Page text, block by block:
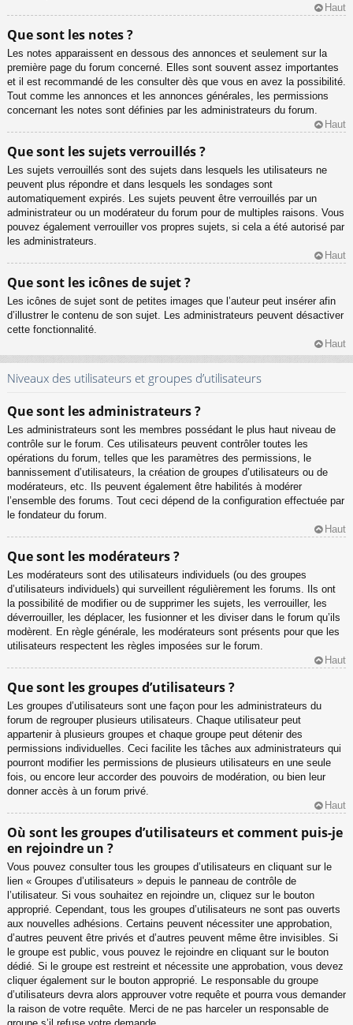
Haut
Que sont les notes ?
Les notes apparaissent en dessous des annonces et seulement sur la
première page du forum concerné. Elles sont souvent assez importantes
et il est recommandé de les consulter dès que vous en avez la possibilité.
Tout comme les annonces et les annonces générales, les permissions
concernant les notes sont définies par les administrateurs du forum.
Haut
Que sont les sujets verrouillés ?
Les sujets verrouillés sont des sujets dans lesquels les utilisateurs ne
peuvent plus répondre et dans lesquels les sondages sont
automatiquement expirés. Les sujets peuvent être verrouillés par un
administrateur ou un modérateur du forum pour de multiples raisons. Vous
pouvez également verrouiller vos propres sujets, si cela a été autorisé par
les administrateurs.
Haut
Que sont les icônes de sujet ?
Les icônes de sujet sont de petites images que l’auteur peut insérer afin
d’illustrer le contenu de son sujet. Les administrateurs peuvent désactiver
cette fonctionnalité.
Haut
Niveaux des utilisateurs et groupes d’utilisateurs
Que sont les administrateurs ?
Les administrateurs sont les membres possédant le plus haut niveau de
contrôle sur le forum. Ces utilisateurs peuvent contrôler toutes les
opérations du forum, telles que les paramètres des permissions, le
bannissement d’utilisateurs, la création de groupes d’utilisateurs ou de
modérateurs, etc. Ils peuvent également être habilités à modérer
l’ensemble des forums. Tout ceci dépend de la configuration effectuée par
le fondateur du forum.
Haut
Que sont les modérateurs ?
Les modérateurs sont des utilisateurs individuels (ou des groupes
d’utilisateurs individuels) qui surveillent régulièrement les forums. Ils ont
la possibilité de modifier ou de supprimer les sujets, les verrouiller, les
déverrouiller, les déplacer, les fusionner et les diviser dans le forum qu’ils
modèrent. En règle générale, les modérateurs sont présents pour que les
utilisateurs respectent les règles imposées sur le forum.
Haut
Que sont les groupes d’utilisateurs ?
Les groupes d’utilisateurs sont une façon pour les administrateurs du
forum de regrouper plusieurs utilisateurs. Chaque utilisateur peut
appartenir à plusieurs groupes et chaque groupe peut détenir des
permissions individuelles. Ceci facilite les tâches aux administrateurs qui
pourront modifier les permissions de plusieurs utilisateurs en une seule
fois, ou encore leur accorder des pouvoirs de modération, ou bien leur
donner accès à un forum privé.
Haut
Où sont les groupes d’utilisateurs et comment puis-je
en rejoindre un ?
Vous pouvez consulter tous les groupes d’utilisateurs en cliquant sur le
lien « Groupes d’utilisateurs » depuis le panneau de contrôle de
l’utilisateur. Si vous souhaitez en rejoindre un, cliquez sur le bouton
approprié. Cependant, tous les groupes d’utilisateurs ne sont pas ouverts
aux nouvelles adhésions. Certains peuvent nécessiter une approbation,
d’autres peuvent être privés et d’autres peuvent même être invisibles. Si
le groupe est public, vous pouvez le rejoindre en cliquant sur le bouton
dédié. Si le groupe est restreint et nécessite une approbation, vous devez
cliquer également sur le bouton approprié. Le responsable du groupe
d’utilisateurs devra alors approuver votre requête et pourra vous demander
la raison de votre requête. Merci de ne pas harceler un responsable de